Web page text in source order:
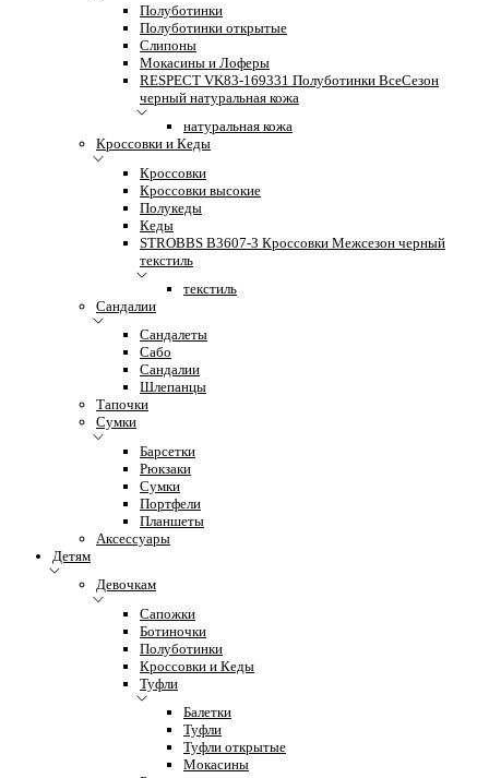
Полуботинки
Полуботинки открытые
Слипоны
Мокасины и Лоферы
RESPECT VK83-169331 Полуботинки ВсеСезон
черный натуральная кожа
натуральная кожа
Кроссовки и Кеды
Кроссовки
Кроссовки высокие
Полукеды
Кеды
STROBBS B3607-3 Кроссовки Межсезон черный
текстиль
текстиль
Сандалии
Сандалеты
Сабо
Сандалии
Шлепанцы
Тапочки
Сумки
Барсетки
Рюкзаки
Сумки
Портфели
Планшеты
Аксессуары
Детям
Девочкам
Сапожки
Ботиночки
Полуботинки
Кроссовки и Кеды
Туфли
Балетки
Туфли
Туфли открытые
Мокасины